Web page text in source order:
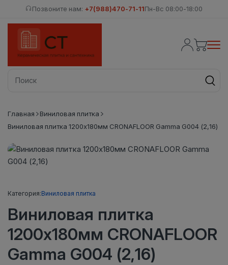
Позвоните нам: +7(988)470-71-11Пн-Вс 08:00-18:00
Главная
Виниловая плитка
Виниловая плитка 1200x180мм CRONAFLOOR Gamma G004 (2,16)
Категория:Виниловая плитка
Виниловая плитка
1200x180мм CRONAFLOOR
Gamma G004 (2,16)